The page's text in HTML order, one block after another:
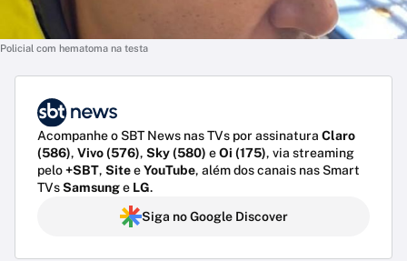
Policial com hematoma na testa
Acompanhe o SBT News nas TVs por assinatura Claro
(586), Vivo (576), Sky (580) eOi (175), via streaming
pelo+SBT, SiteeYouTube, além dos canais nas Smart
TVsSamsunge LG.
Siga no Google Discover